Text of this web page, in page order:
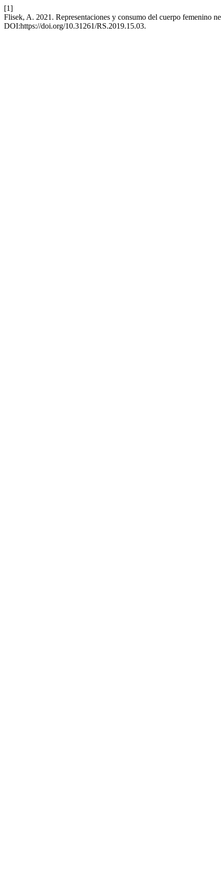
[1]
Flisek, A. 2021. Representaciones y consumo del cuerpo femenino
DOI:https://doi.org/10.31261/RS.2019.15.03.